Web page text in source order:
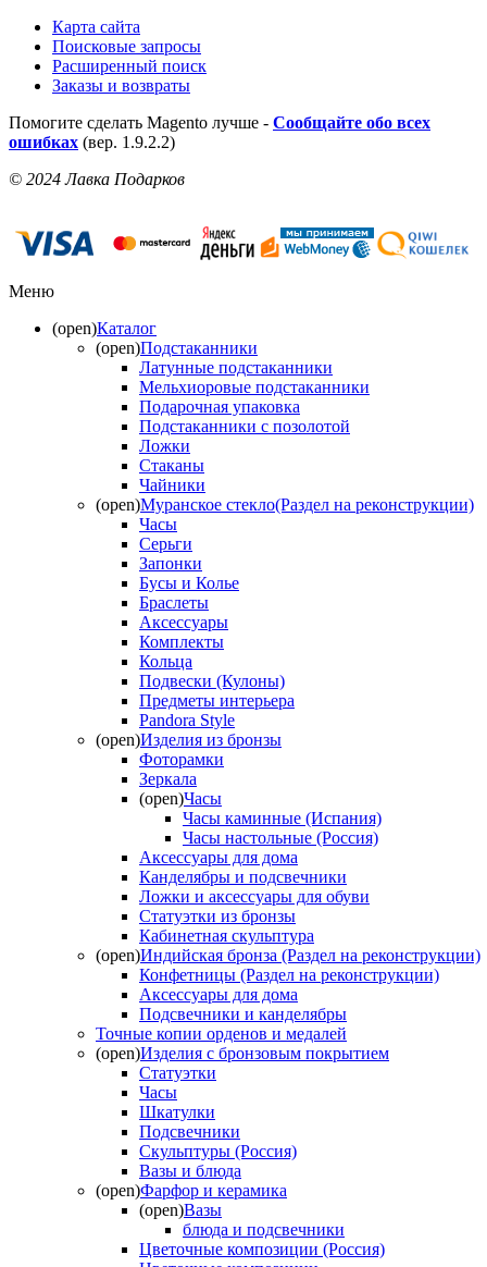
Карта сайта
Поисковые запросы
Расширенный поиск
Заказы и возвраты
Помогите сделать Magento лучше - Сообщайте обо всех
ошибках (вер. 1.9.2.2)
© 2024 Лавка Подарков
Меню
(open)Каталог
(open)Подстаканники
Латунные подстаканники
Мельхиоровые подстаканники
Подарочная упаковка
Подстаканники с позолотой
Ложки
Стаканы
Чайники
(open)Муранское стекло(Раздел на реконструкции)
Часы
Серьги
Запонки
Бусы и Колье
Браслеты
Аксессуары
Комплекты
Кольца
Подвески (Кулоны)
Предметы интерьера
Pandora Style
(open)Изделия из бронзы
Фоторамки
Зеркала
(open)Часы
Часы каминные (Испания)
Часы настольные (Россия)
Аксессуары для дома
Канделябры и подсвечники
Ложки и аксессуары для обуви
Статуэтки из бронзы
Кабинетная скульптура
(open)Индийская бронза (Раздел на реконструкции)
Конфетницы (Раздел на реконструкции)
Аксессуары для дома
Подсвечники и канделябры
Точные копии орденов и медалей
(open)Изделия с бронзовым покрытием
Статуэтки
Часы
Шкатулки
Подсвечники
Скульптуры (Россия)
Вазы и блюда
(open)Фарфор и керамика
(open)Вазы
блюда и подсвечники
Цветочные композиции (Россия)